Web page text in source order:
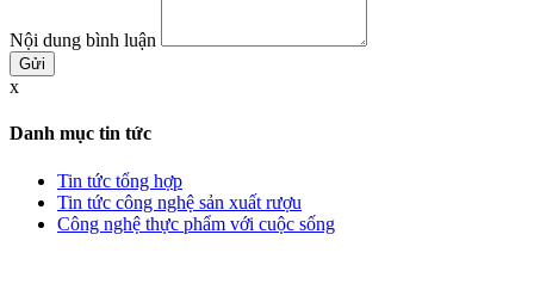
Nội dung bình luận
x
Danh mục tin tức
Tin tức tổng hợp
Tin tức công nghệ sản xuất rượu
Công nghệ thực phẩm với cuộc sống